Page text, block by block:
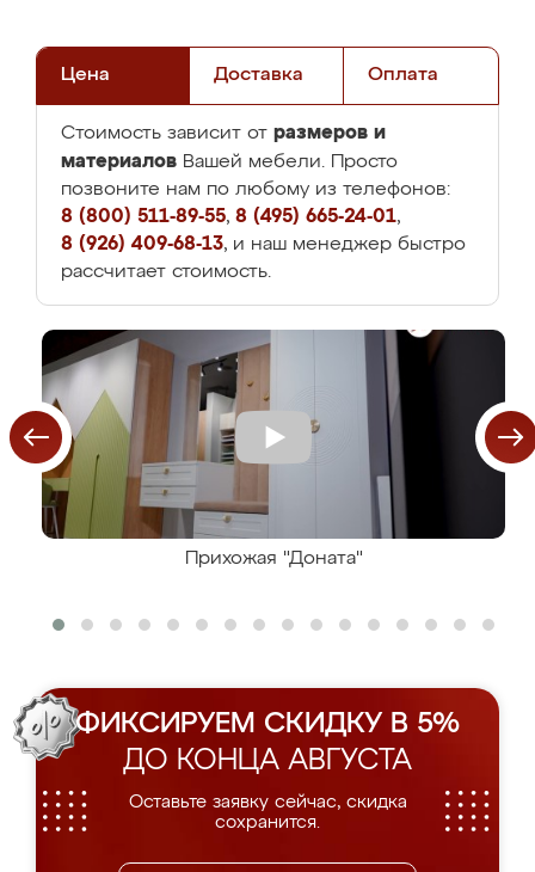
Цена Доставка Оплата
Стоимость зависит от размеров и
материалов Вашей мебели. Просто
позвоните нам по любому из телефонов:
8 (800) 511-89-55, 8 (495) 665-24-01,
8 (926) 409-68-13, и наш менеджер быстро
рассчитает стоимость.
Прихожая "Доната"
ФИКСИРУЕМ СКИДКУ В 5%
ДО КОНЦА АВГУСТА
Оставьте заявку сейчас, скидка
сохранится.